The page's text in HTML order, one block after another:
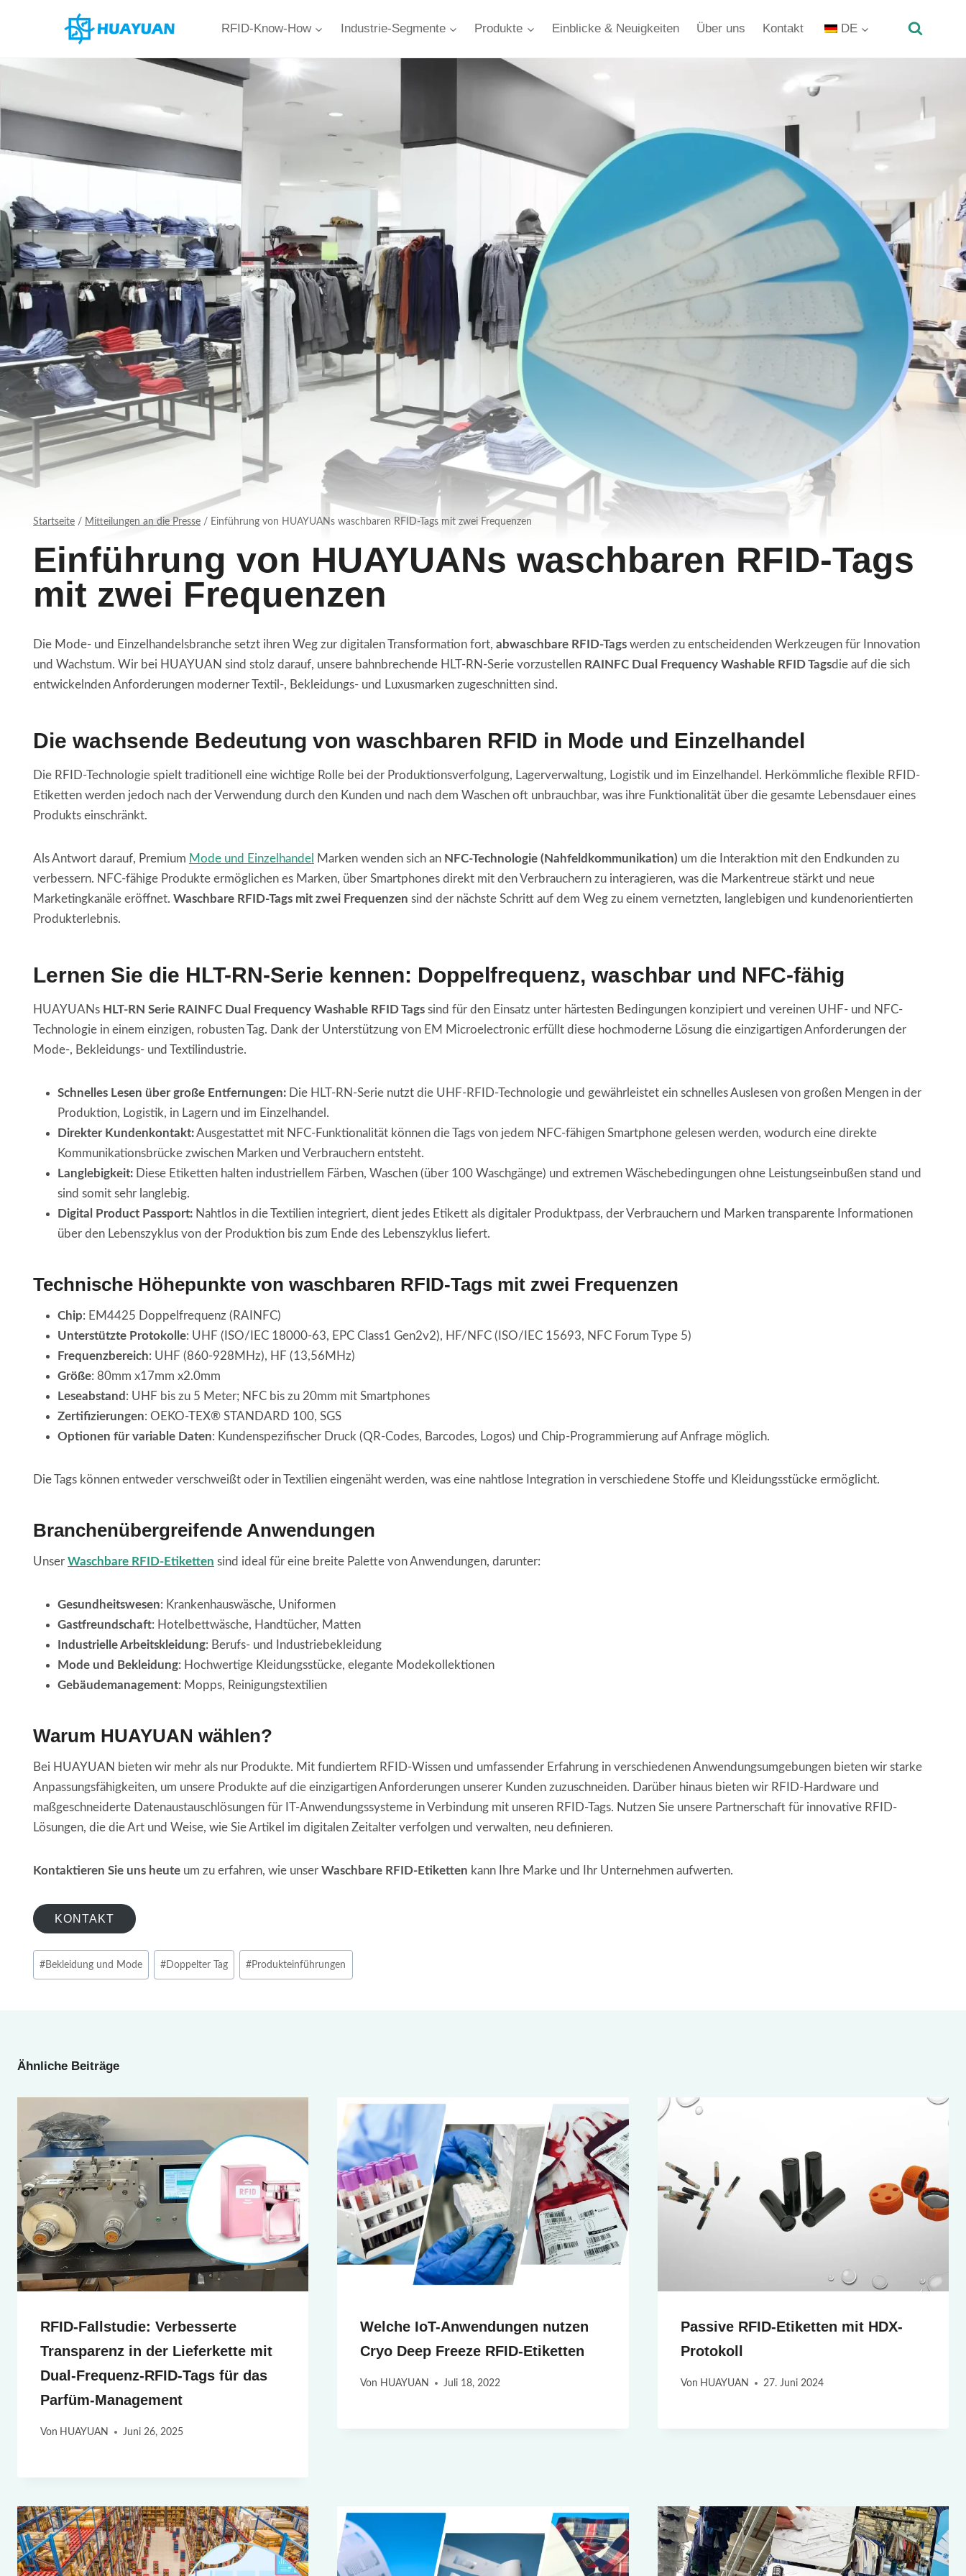
RFID-Know-How Industrie-Segmente Produkte Einblicke & Neuigkeiten Über uns Kontakt DE
Startseite / Mitteilungen an die Presse / Einführung von HUAYUANs waschbaren RFID-Tags mit zwei Frequenzen
Einführung von HUAYUANs waschbaren RFID-Tags
mit zwei Frequenzen
Die Mode- und Einzelhandelsbranche setzt ihren Weg zur digitalen Transformation fort, abwaschbare RFID-Tags werden zu entscheidenden Werkzeugen für Innovation
und Wachstum. Wir bei HUAYUAN sind stolz darauf, unsere bahnbrechende HLT-RN-Serie vorzustellen RAINFC Dual Frequency Washable RFID Tagsdie auf die sich
entwickelnden Anforderungen moderner Textil-, Bekleidungs- und Luxusmarken zugeschnitten sind.
Die wachsende Bedeutung von waschbaren RFID in Mode und Einzelhandel
Die RFID-Technologie spielt traditionell eine wichtige Rolle bei der Produktionsverfolgung, Lagerverwaltung, Logistik und im Einzelhandel. Herkömmliche flexible RFID-
Etiketten werden jedoch nach der Verwendung durch den Kunden und nach dem Waschen oft unbrauchbar, was ihre Funktionalität über die gesamte Lebensdauer eines
Produkts einschränkt.
Als Antwort darauf, Premium Mode und Einzelhandel Marken wenden sich an NFC-Technologie (Nahfeldkommunikation) um die Interaktion mit den Endkunden zu
verbessern. NFC-fähige Produkte ermöglichen es Marken, über Smartphones direkt mit den Verbrauchern zu interagieren, was die Markentreue stärkt und neue
Marketingkanäle eröffnet. Waschbare RFID-Tags mit zwei Frequenzen sind der nächste Schritt auf dem Weg zu einem vernetzten, langlebigen und kundenorientierten
Produkterlebnis.
Lernen Sie die HLT-RN-Serie kennen: Doppelfrequenz, waschbar und NFC-fähig
HUAYUANs HLT-RN Serie RAINFC Dual Frequency Washable RFID Tags sind für den Einsatz unter härtesten Bedingungen konzipiert und vereinen UHF- und NFC-
Technologie in einem einzigen, robusten Tag. Dank der Unterstützung von EM Microelectronic erfüllt diese hochmoderne Lösung die einzigartigen Anforderungen der
Mode-, Bekleidungs- und Textilindustrie.
Schnelles Lesen über große Entfernungen: Die HLT-RN-Serie nutzt die UHF-RFID-Technologie und gewährleistet ein schnelles Auslesen von großen Mengen in der
Produktion, Logistik, in Lagern und im Einzelhandel.
Direkter Kundenkontakt:Ausgestattet mit NFC-Funktionalität können die Tags von jedem NFC-fähigen Smartphone gelesen werden, wodurch eine direkte
Kommunikationsbrücke zwischen Marken und Verbrauchern entsteht.
Langlebigkeit: Diese Etiketten halten industriellem Färben, Waschen (über 100 Waschgänge) und extremen Wäschebedingungen ohne Leistungseinbußen stand und
sind somit sehr langlebig.
Digital Product Passport: Nahtlos in die Textilien integriert, dient jedes Etikett als digitaler Produktpass, der Verbrauchern und Marken transparente Informationen
über den Lebenszyklus von der Produktion bis zum Ende des Lebenszyklus liefert.
Technische Höhepunkte von waschbaren RFID-Tags mit zwei Frequenzen
Chip: EM4425 Doppelfrequenz (RAINFC)
Unterstützte Protokolle: UHF (ISO/IEC 18000-63, EPC Class1 Gen2v2), HF/NFC (ISO/IEC 15693, NFC Forum Type 5)
Frequenzbereich: UHF (860-928MHz), HF (13,56MHz)
Größe: 80mm x17mm x2.0mm
Leseabstand : UHF bis zu 5 Meter; NFC bis zu 20mm mit Smartphones
Zertifizierungen: OEKO-TEX® STANDARD 100, SGS
Optionen für variable Daten: Kundenspezifischer Druck (QR-Codes, Barcodes, Logos) und Chip-Programmierung auf Anfrage möglich.
Die Tags können entweder verschweißt oder in Textilien eingenäht werden, was eine nahtlose Integration in verschiedene Stoffe und Kleidungsstücke ermöglicht.
Branchenübergreifende Anwendungen
Unser Waschbare RFID-Etiketten sind ideal für eine breite Palette von Anwendungen, darunter:
Gesundheitswesen: Krankenhauswäsche, Uniformen
Gastfreundschaft: Hotelbettwäsche, Handtücher, Matten
Industrielle Arbeitskleidung: Berufs- und Industriebekleidung
Mode und Bekleidung: Hochwertige Kleidungsstücke, elegante Modekollektionen
Gebäudemanagement: Mopps, Reinigungstextilien
Warum HUAYUAN wählen?
Bei HUAYUAN bieten wir mehr als nur Produkte. Mit fundiertem RFID-Wissen und umfassender Erfahrung in verschiedenen Anwendungsumgebungen bieten wir starke
Anpassungsfähigkeiten, um unsere Produkte auf die einzigartigen Anforderungen unserer Kunden zuzuschneiden. Darüber hinaus bieten wir RFID-Hardware und
maßgeschneiderte Datenaustauschlösungen für IT-Anwendungssysteme in Verbindung mit unseren RFID-Tags. Nutzen Sie unsere Partnerschaft für innovative RFID-
Lösungen, die die Art und Weise, wie Sie Artikel im digitalen Zeitalter verfolgen und verwalten, neu definieren.
Kontaktieren Sie uns heute um zu erfahren, wie unser Waschbare RFID-Etiketten kann Ihre Marke und Ihr Unternehmen aufwerten.
KONTAKT
Beitrags
Tags:
#Bekleidung und Mode #Doppelter Tag #Produkteinführungen
Ähnliche Beiträge
RFID-Fallstudie: Verbesserte
Transparenz in der Lieferkette mit
Dual-Frequenz-RFID-Tags für das
Parfüm-Management
Von HUAYUAN Juni 26, 2025
Welche IoT-Anwendungen nutzen
Cryo Deep Freeze RFID-Etiketten
Von HUAYUAN Juli 18, 2022
Passive RFID-Etiketten mit HDX-
Protokoll
Von HUAYUAN 27. Juni 2024